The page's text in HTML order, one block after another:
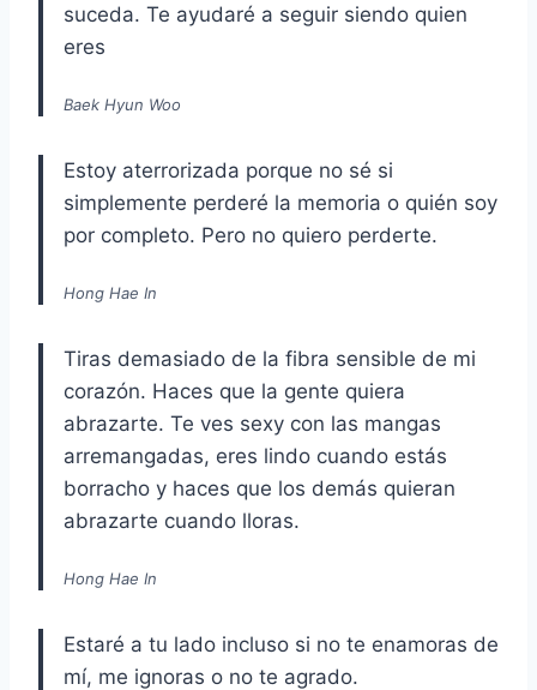
suceda. Te ayudaré a seguir siendo quien
eres
Baek Hyun Woo
Estoy aterrorizada porque no sé si
simplemente perderé la memoria o quién soy
por completo. Pero no quiero perderte.
Hong Hae In
Tiras demasiado de la fibra sensible de mi
corazón. Haces que la gente quiera
abrazarte. Te ves sexy con las mangas
arremangadas, eres lindo cuando estás
borracho y haces que los demás quieran
abrazarte cuando lloras.
Hong Hae In
Estaré a tu lado incluso si no te enamoras de
mí, me ignoras o no te agrado.